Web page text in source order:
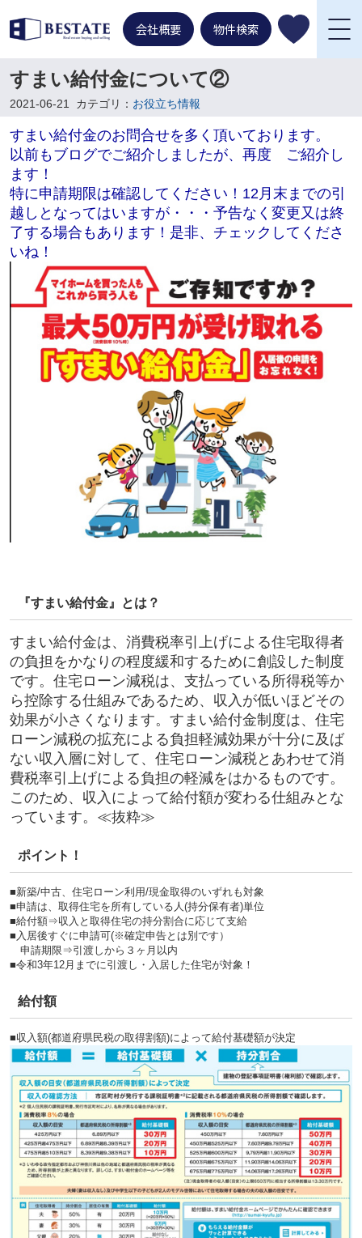
会社概要 物件検索
すまい給付金について②
2021-06-21 カテゴリ： お役立ち情報
すまい給付金のお問合せを多く頂いております。
以前もブログでご紹介しましたが、 再度 ご紹介し
ます！
特に申請期限は確認してください！ 12月末までの引
越しとなってはいますが・・・ 予告なく変更又は終
了する場合もあります！ 是非、チェックしてくださ
いね！
『すまい給付金』とは？
すまい給付金は、消費税率引上げによる住宅取得者
の負担をかなりの程度緩和するために創設した制度
です。住宅ローン減税は、支払っている所得税等か
ら控除する仕組みであるため、収入が低いほどその
効果が小さくなります。すまい給付金制度は、住宅
ローン減税の拡充による負担軽減効果が十分に及ば
ない収入層に対して、住宅ローン減税とあわせて消
費税率引上げによる負担の軽減をはかるものです。
このため、収入によって給付額が変わる仕組みとな
っています。≪抜粋≫
ポイント！
■新築/中古、住宅ローン利用/現金取得のいずれも対象
■申請は、取得住宅を所有している人(持分保有者)単位
■給付額⇒収入と取得住宅の持分割合に応じて支給
■入居後すぐに申請可(※確定申告とは別です）
申請期限⇒引渡しから３ヶ月以内
■令和3年12月までに引渡し・入居した住宅が対象！
給付額
■収入額(都道府県民税の取得割額)によって給付基礎額が決定